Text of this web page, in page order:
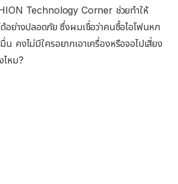
Technology Corner ช่วยทำให้
อย่างปลอดภัย ซึ่งผมเชื่อว่าคนซื้อไอโฟนหก
คงไม่มีใครอยากเอาเครื่องหรือจอไปเสี่ยง
ไหม?